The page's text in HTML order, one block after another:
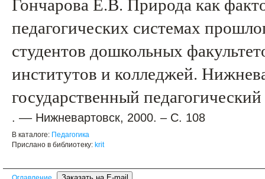
педагогических системах
студентов дошкольных
институтов и колледжей.
государственный
. –– Нижневартовск, 2000. – С. 108
В каталоге: Педагогика
Прислано в библиотеку: krit